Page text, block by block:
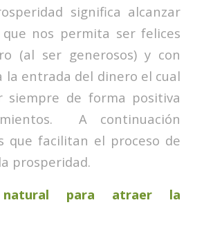
significa alcanzar
nos permita ser felices
(al ser generosos) y con
la entrada del dinero el cual
siempre de forma positiva
A continuación
que facilitan el proceso de
prosperidad.
para atraer la